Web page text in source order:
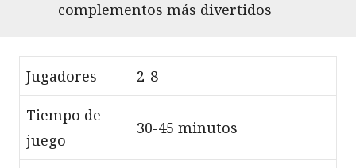
complementos más divertidos
Jugadores 2-8
Tiempo de
juego
30-45 minutos